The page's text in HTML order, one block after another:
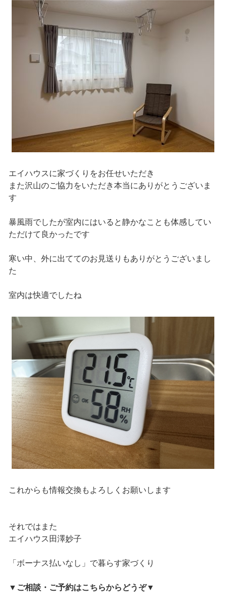
エイハウスに家づくりをお任せいただき
また沢山のご協力をいただき本当にありがとうございま
す
暴風雨でしたが室内にはいると静かなことも体感してい
ただけて良かったです
寒い中、外に出ててのお見送りもありがとうございまし
た
室内は快適でしたね
これからも情報交換もよろしくお願いします
それではまた
エイハウス田澤妙子
「ボーナス払いなし」で暮らす家づくり
▼ ご相談・ご予約はこちらからどうぞ▼